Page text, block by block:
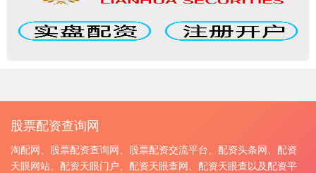
股票配资查询网
淘配网、股票配资查询网、股票配资交流平台、配资头条网、配资
天眼网站、配资天眼门户、配资天眼查网、配资天眼查以及配资平